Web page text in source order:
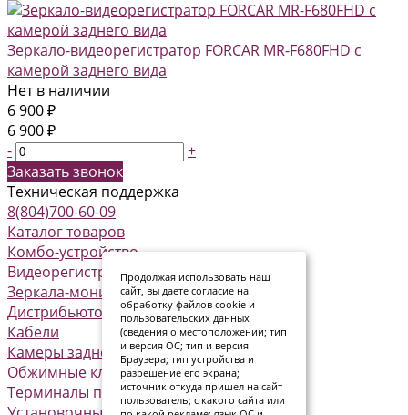
Зеркало-видеорегистратор FORCAR MR-F680FHD с
камерой заднего вида
Нет в наличии
6 900 ₽
6 900 ₽
-
+
Заказать звонок
Техническая поддержка
8(804)700-60-09
Каталог товаров
Комбо-устройство
Видеорегистраторы
Зеркала-мониторы
Дистрибьюторы питания
Кабели
Камеры заднего вида
Обжимные клеммы
Терминалы предохранителя
Продолжая использовать наш
сайт, вы даете согласие на
обработку файлов cookie и
пользовательских данных
(сведения о местоположении; тип
и версия ОС; тип и версия
Браузера; тип устройства и
разрешение его экрана;
источник откуда пришел на сайт
пользователь; с какого сайта или